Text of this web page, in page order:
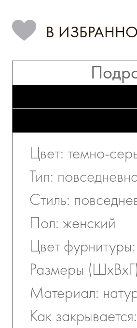
В
Цвет: темно-
Тип:
Стиль:
Пол: женский
Цвет
Размеры
Материал:
Как